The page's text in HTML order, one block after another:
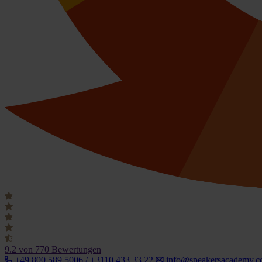
9.2 von 770 Bewertungen
+49 800 589 5006 / +3110 433 33 22